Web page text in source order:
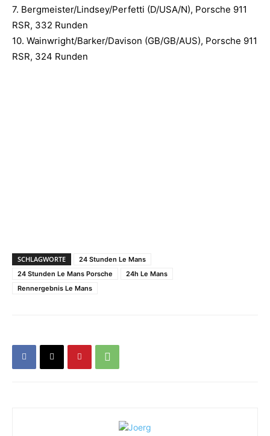
7. Bergmeister/Lindsey/Perfetti (D/USA/N), Porsche 911
RSR, 332 Runden
10. Wainwright/Barker/Davison (GB/GB/AUS), Porsche 911
RSR, 324 Runden
SCHLAGWORTE
24 Stunden Le Mans
24 Stunden Le Mans Porsche
24h Le Mans
Rennergebnis Le Mans